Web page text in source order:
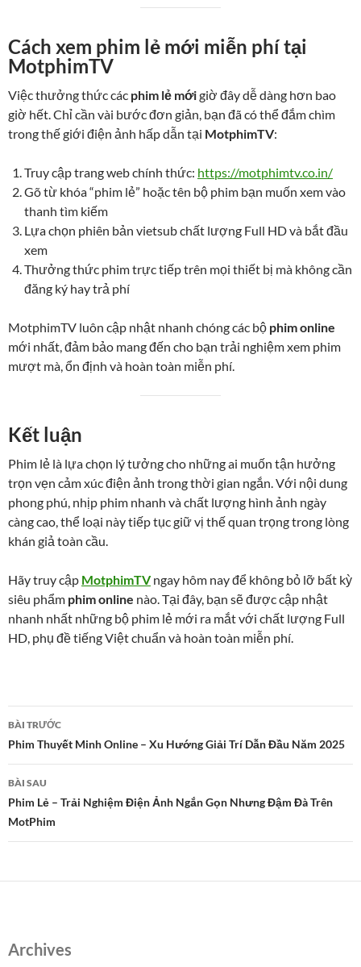
Cách xem phim lẻ mới miễn phí tại
MotphimTV
Việc thưởng thức các phim lẻ mớigiờ đây dễ dàng hơn bao
giờ hết. Chỉ cần vài bước đơn giản, bạn đã có thể đắm chìm
trong thế giới điện ảnh hấp dẫn tại MotphimTV:
Truy cập trang web chính thức: https://motphimtv.co.in/
Gõ từ khóa “phim lẻ” hoặc tên bộ phim bạn muốn xem vào
thanh tìm kiếm
Lựa chọn phiên bản vietsub chất lượng Full HD và bắt đầu
xem
Thưởng thức phim trực tiếp trên mọi thiết bị mà không cần
đăng ký hay trả phí
MotphimTV luôn cập nhật nhanh chóng các bộ phim online
mới nhất, đảm bảo mang đến cho bạn trải nghiệm xem phim
mượt mà, ổn định và hoàn toàn miễn phí.
Kết luận
Phim lẻ là lựa chọn lý tưởng cho những ai muốn tận hưởng
trọn vẹn cảm xúc điện ảnh trong thời gian ngắn. Với nội dung
phong phú, nhịp phim nhanh và chất lượng hình ảnh ngày
càng cao, thể loại này tiếp tục giữ vị thế quan trọng trong lòng
khán giả toàn cầu.
Hãy truy cập MotphimTVngay hôm nay để không bỏ lỡ bất kỳ
siêu phẩm phim online nào. Tại đây, bạn sẽ được cập nhật
nhanh nhất những bộ phim lẻ mới ra mắt với chất lượng Full
HD, phụ đề tiếng Việt chuẩn và hoàn toàn miễn phí.
Điều
hướng
bài
viết
BÀI TRƯỚC
Phim Thuyết Minh Online – Xu Hướng Giải Trí Dẫn Đầu Năm 2025
BÀI SAU
Phim Lẻ – Trải Nghiệm Điện Ảnh Ngắn Gọn Nhưng Đậm Đà Trên
MotPhim
Archives